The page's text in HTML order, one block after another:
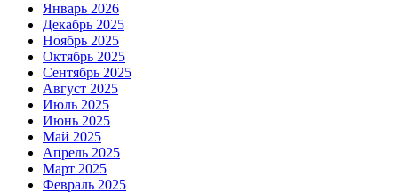
Январь 2026
Декабрь 2025
Ноябрь 2025
Октябрь 2025
Сентябрь 2025
Август 2025
Июль 2025
Июнь 2025
Май 2025
Апрель 2025
Март 2025
Февраль 2025